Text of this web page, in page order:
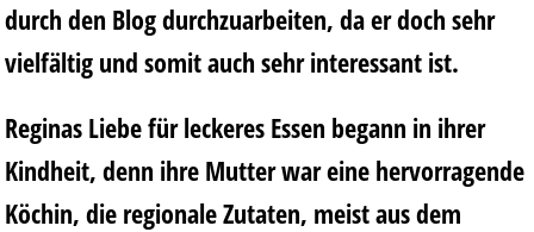
durch den Blog durchzuarbeiten, da er doch sehr
vielfältig und somit auch sehr interessant ist.
Reginas Liebe für leckeres Essen begann in ihrer
Kindheit, denn ihre Mutter war eine hervorragende
Köchin, die regionale Zutaten, meist aus dem